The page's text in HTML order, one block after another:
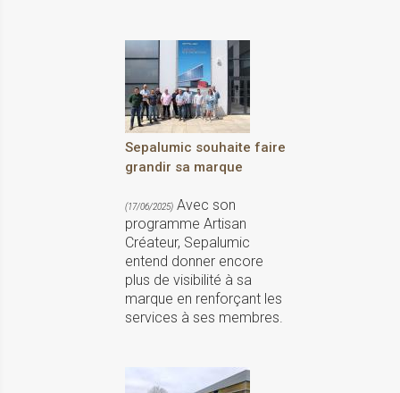
Sepalumic souhaite faire
grandir sa marque
(17/06/2025) Avec son
programme Artisan
Créateur, Sepalumic
entend donner encore
plus de visibilité à sa
marque en renforçant les
services à ses membres.